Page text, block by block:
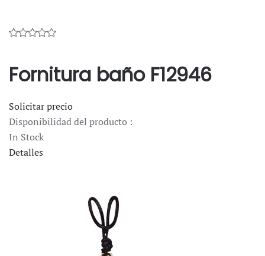
Fornitura baño F12946
Solicitar precio
Disponibilidad del producto :
In Stock
Detalles